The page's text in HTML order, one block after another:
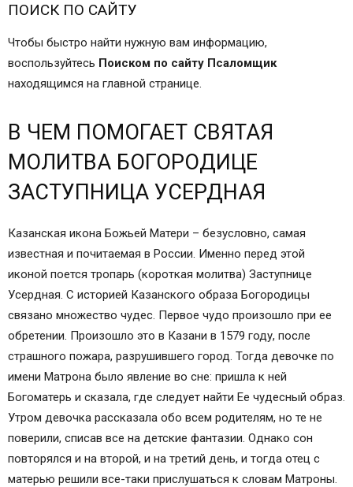
ПОИСК ПО САЙТУ
Чтобы быстро найти нужную вам информацию,
воспользуйтесь Поиском по сайту Псаломщик
находящимся на главной странице.
В ЧЕМ ПОМОГАЕТ СВЯТАЯ
МОЛИТВА БОГОРОДИЦЕ
ЗАСТУПНИЦА УСЕРДНАЯ
Казанская икона Божьей Матери – безусловно, самая
известная и почитаемая в России. Именно перед этой
иконой поется тропарь (короткая молитва) Заступнице
Усердная. С историей Казанского образа Богородицы
связано множество чудес. Первое чудо произошло при ее
обретении. Произошло это в Казани в 1579 году, после
страшного пожара, разрушившего город. Тогда девочке по
имени Матрона было явление во сне: пришла к ней
Богоматерь и сказала, где следует найти Ее чудесный образ.
Утром девочка рассказала обо всем родителям, но те не
поверили, списав все на детские фантазии. Однако сон
повторялся и на второй, и на третий день, и тогда отец с
матерью решили все-таки прислушаться к словам Матроны.